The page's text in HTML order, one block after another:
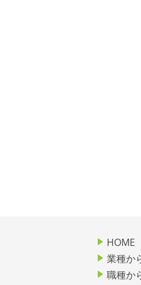
HOME
業種か
職種か